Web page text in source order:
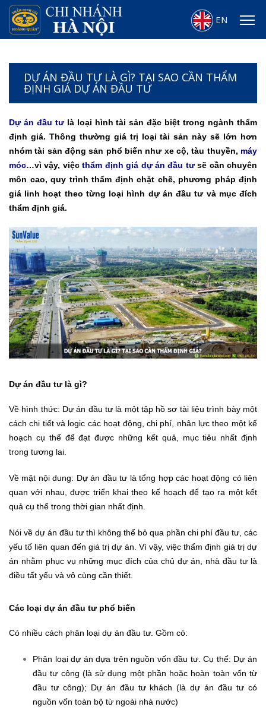
EN
DỰ ÁN ĐẦU TƯ LÀ GÌ? TẠI SAO CẦN THẨM
ĐỊNH GIÁ DỰ ÁN ĐẦU TƯ
Dự án đầu tưlà loại hình tài sản đặc biệt trong ngành thẩm
định giá. Thông thường giá trị loại tài sản này sẽ lớn hơn
nhóm tài sản động sản phổ biến như xe cộ, tàu thuyền, máy
móc…vì vậy, việcthẩm định giá dự án đầu tưsẽ cần chuyên
môn cao, quy trình thẩm định chặt chẽ, phương pháp định
giá linh hoạt theo từng loại hình dự án đầu tư và mục đích
thẩm định giá.
Dự án đầu tư là gì?
Về hình thức: Dự án đầu tư là một tập hồ sơ tài liệu trình bày một
cách chi tiết và logic các hoạt động, chi phí, nhân lực theo một kế
hoạch cụ thể để đạt được những kết quả, mục tiêu nhất định
trong tương lai.
Về mặt nội dung: Dự án đầu tư là tổng hợp các hoạt động có liên
quan với nhau, được triển khai theo kế hoạch để tạo ra một kết
quả cụ thể trong thời gian nhất định.
Nói về dự án đầu tư thì không thể bỏ qua phần chi phí đầu tư, các
yếu tố liên quan đến giá trị dự án. Vì vậy, việc thẩm định giá trị dự
án nhằm phục vụ những mục đích của chủ dự án, nhà đầu tư là
điều tất yếu và vô cùng cần thiết.
Các loại dự án đầu tư phổ biến
Có nhiều cách phân loại dự án đầu tư. Gồm có:
Phân loại dự án dựa trên nguồn vốn đầu tư. Cụ thể: Dự án
đầu tư công (là sử dụng một phần hoặc hoàn toàn vốn từ
đầu tư công); Dự án đầu tư khách (là dự án đầu tư có
nguồn vốn toàn bộ từ ngoài nhà nước)